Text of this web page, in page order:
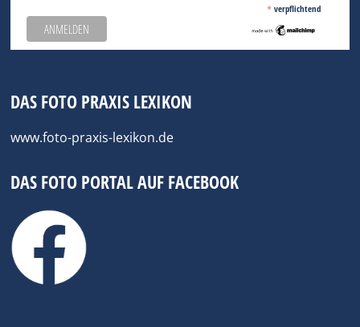
* verpflichtend
DAS FOTO PRAXIS LEXIKON
www.foto-praxis-lexikon.de
DAS FOTO PORTAL AUF FACEBOOK